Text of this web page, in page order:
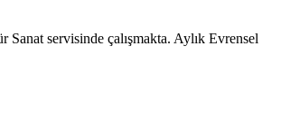
Sanat servisinde çalışmakta. Aylık Evrensel